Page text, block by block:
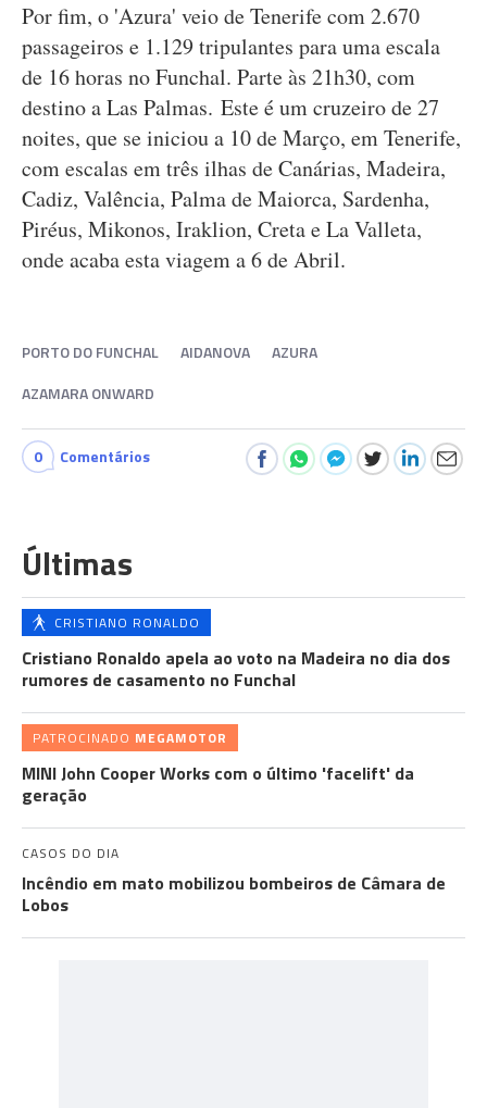
Por fim, o 'Azura' veio de Tenerife com 2.670
passageiros e 1.129 tripulantes para uma escala
de 16 horas no Funchal. Parte às 21h30, com
destino a Las Palmas. Este é um cruzeiro de 27
noites, que se iniciou a 10 de Março, em Tenerife,
com escalas em três ilhas de Canárias, Madeira,
Cadiz, Valência, Palma de Maiorca, Sardenha,
Piréus, Mikonos, Iraklion, Creta e La Valleta,
onde acaba esta viagem a 6 de Abril.
PORTO DO FUNCHAL AIDANOVA
AZURA
AZAMARA ONWARD
0 Comentários
Últimas
CRISTIANO RONALDO
Cristiano Ronaldo apela ao voto na Madeira no dia dos
rumores de casamento no Funchal
PATROCINADO MEGAMOTOR
MINI John Cooper Works com o último 'facelift' da
geração
CASOS DO DIA
Incêndio em mato mobilizou bombeiros de Câmara de
Lobos